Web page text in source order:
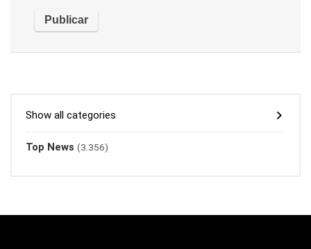
Show all categories
Top News (3.356)